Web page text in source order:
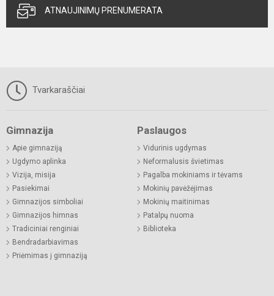
ATNAUJINIMŲ PRENUMERATA
Tvarkaraščiai
Gimnazija
Apie gimnaziją
Ugdymo aplinka
Vizija, misija
Pasiekimai
Gimnazijos simboliai
Gimnazijos himnas
Tradiciniai renginiai
Bendradarbiavimas
Priėmimas į gimnaziją
Paslaugos
Vidurinis ugdymas
Neformalusis švietimas
Pagalba mokiniams ir tėvams
Mokinių pavėžėjimas
Mokinių maitinimas
Patalpų nuoma
Biblioteka